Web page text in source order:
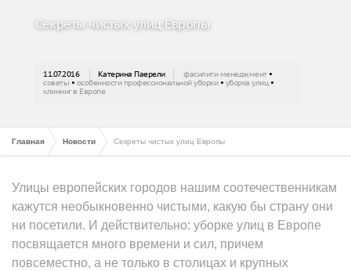
Секреты чистых улиц Европы
11.07.2016 Катерина Паерели фасилити менеджмент•
советы • особенности профессиональной уборки• уборка улиц •
клининг в Европе
Главная Новости Секреты чистых улиц Европы
Улицы европейских городов нашим соотечественникам
кажутся необыкновенно чистыми, какую бы страну они
ни посетили. И действительно: уборке улиц в Европе
посвящается много времени и сил, причем
повсеместно, а не только в столицах и крупных